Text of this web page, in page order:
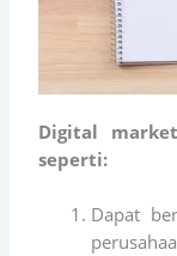
Digital
seperti:
Dapat